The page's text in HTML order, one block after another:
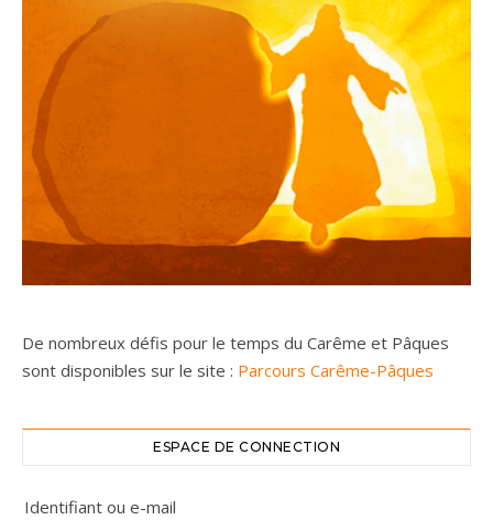
De nombreux défis pour le temps du Carême et Pâques
sont disponibles sur le site : Parcours Carême-Pâques
ESPACE DE CONNECTION
Identifiant ou e-mail